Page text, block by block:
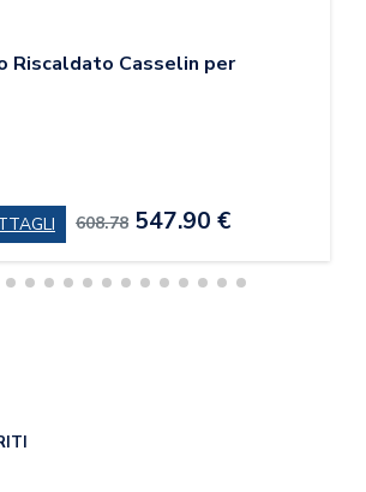
Riscaldato Casselin per
608.78 547.90 €